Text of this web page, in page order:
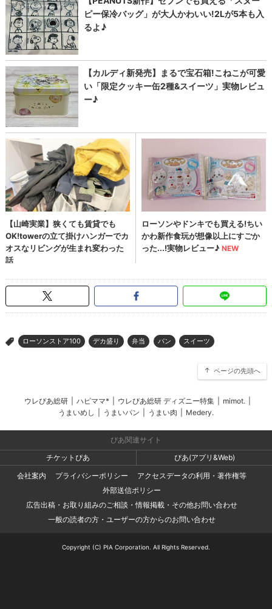
> ローソンストア100 デカ盛り 弁当 パン スイーツ
ページの先頭へ
ウレぴあ総研 ハピママ* ウレぴあ総研 ディズニー特集 mimot.
うまいめし
うまいパン うまい肉 Medery.
ぴあ関連サイト
チケットぴあ
ぴあ(アプリ&Web)
会社案内
プライバシーポリシー
アクセスデータの利用・著作権等
外部送信ポリシー
広告出稿・お取り組みのご相談・情報掲載・その他お問い合わせ
一般の読者の方・ユーザーの方からのお問い合わせ
Copyright (C) PIA Corporation. All Rights Reserved.